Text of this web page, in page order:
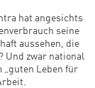
hat angesichts
seine
aussehen, die
Und zwar national
„guten Leben für